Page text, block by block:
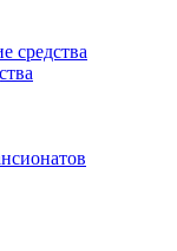
средства